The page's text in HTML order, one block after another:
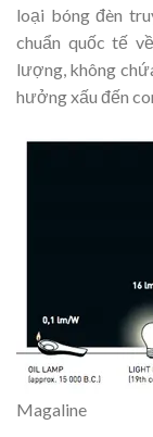
loại bóng đèn
chuẩn quốc tế
lượng, không
hưởng xấu đến
Magaline